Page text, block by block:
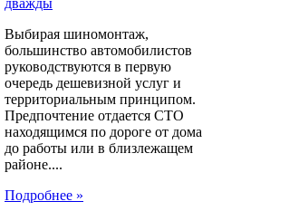
Выбирая шиномонтаж,
большинство автомобилистов
руководствуются в первую
очередь дешевизной услуг и
территориальным принципом.
Предпочтение отдается СТО
находящимся по дороге от дома
до работы или в близлежащем
районе....
Подробнее »